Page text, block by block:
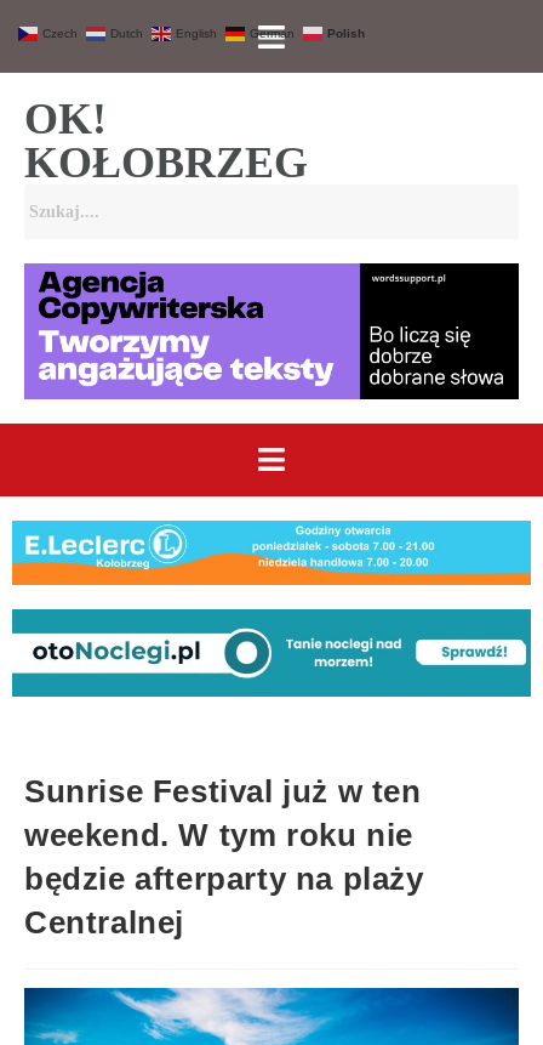
OK!
KOŁOBRZEG
Sunrise Festival już w ten
weekend. W tym roku nie
będzie afterparty na plaży
Centralnej
Czech Dutch English German Polish